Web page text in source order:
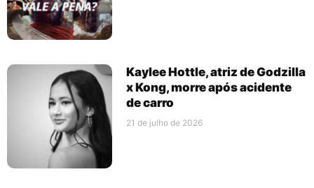
Kaylee Hottle, atriz de Godzilla
x Kong, morre após acidente
de carro
21 de julho de 2026